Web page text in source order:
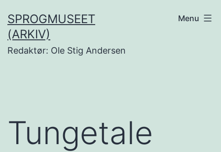
til
indhold
SPROGMUSEET
(ARKIV)
Redaktør: Ole Stig Andersen
Menu
Tungetale